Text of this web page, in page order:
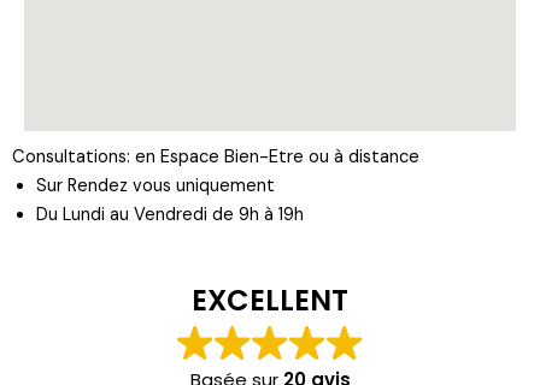
Consultations: en Espace Bien-Etre ou à distance
Sur Rendez vous uniquement
Du Lundi au Vendredi de 9h à 19h
EXCELLENT
Basée sur 20 avis